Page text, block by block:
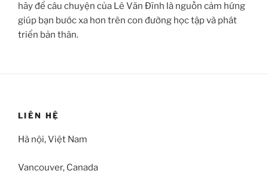
hãy để câu chuyện của Lê Văn Đĩnh là nguồn cảm hứng
giúp bạn bước xa hơn trên con đường học tập và phát
triển bản thân.
LIÊN HỆ
Hà nội, Việt Nam
Vancouver, Canada